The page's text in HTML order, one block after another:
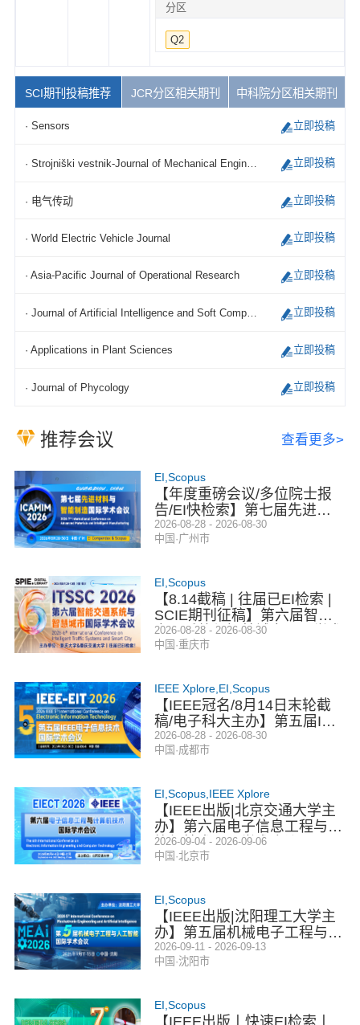
分区
Q2
SCI期刊投稿推荐 JCR分区相关期刊 中科院分区相关期刊
· Sensors 立即投稿
· Strojniški vestnik-Journal of Mechanical Engineering 立即投稿
· 电气传动 立即投稿
· World Electric Vehicle Journal 立即投稿
· Asia-Pacific Journal of Operational Research 立即投稿
· Journal of Artificial Intelligence and Soft Computing Research 立即投稿
· Applications in Plant Sciences 立即投稿
· Journal of Phycology 立即投稿
推荐会议 查看更多>
EI,Scopus
【年度重磅会议/多位院士报
告/EI快检索】第七届先进材
料与智能制造国际学术会议
（ICAMIM 2026）
2026-08-28 - 2026-08-30
中国·广州市
EI,Scopus
【8.14截稿 | 往届已EI检索 |
SCIE期刊征稿】第六届智能
交通系统与智慧城市国际学术
会议（ITSSC 2026）
2026-08-28 - 2026-08-30
中国·重庆市
IEEE Xplore,EI,Scopus
【IEEE冠名/8月14日末轮截
稿/电子科大主办】第五届IEE
E电子信息技术国际学术会议
（EIT 2026）
2026-08-28 - 2026-08-30
中国·成都市
EI,Scopus,IEEE Xplore
【IEEE出版|北京交通大学主
办】第六届电子信息工程与计
算机技术国际学术会议（EIE
CT 2026）
2026-09-04 - 2026-09-06
中国·北京市
EI,Scopus
【IEEE出版|沈阳理工大学主
办】第五届机械电子工程与人
工智能国际学术会议（MEAI
2026）
2026-09-11 - 2026-09-13
中国·沈阳市
EI,Scopus
【IEEE出版丨快速EI检索丨